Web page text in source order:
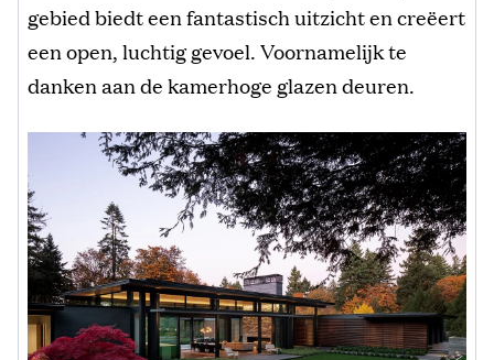
gebied biedt een fantastisch uitzicht en creëert
een open, luchtig gevoel. Voornamelijk te
danken aan de kamerhoge glazen deuren.